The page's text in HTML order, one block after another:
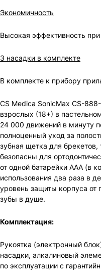
Экономичность
Высокая эффективность
3 насадки в комплекте
В комплекте к прибору
CS Medica SonicMax CS-
взрослых (18+) в
24 000 движений в минуту
полноценный уход за
зубная щетка для
безопасны для
от одной батарейки ААА (в
использования два раза в
уровень защиты корпуса от
зубы в душе.
Комплектация:
Рукоятка (электронный
насадки, алкалиновый
по эксплуатации с